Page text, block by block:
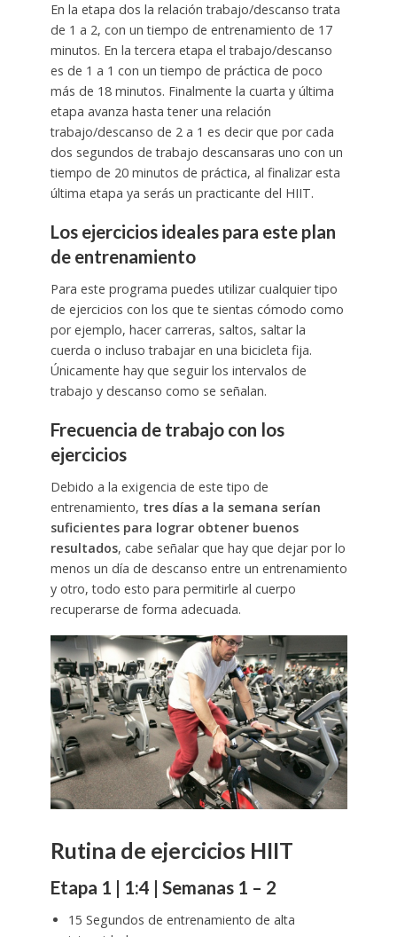
En la etapa dos la relación trabajo/descanso trata
de 1 a 2, con un tiempo de entrenamiento de 17
minutos. En la tercera etapa el trabajo/descanso
es de 1 a 1 con un tiempo de práctica de poco
más de 18 minutos. Finalmente la cuarta y última
etapa avanza hasta tener una relación
trabajo/descanso de 2 a 1 es decir que por cada
dos segundos de trabajo descansaras uno con un
tiempo de 20 minutos de práctica, al finalizar esta
última etapa ya serás un practicante del HIIT.
Los ejercicios ideales para este plan
de entrenamiento
Para este programa puedes utilizar cualquier tipo
de ejercicios con los que te sientas cómodo como
por ejemplo, hacer carreras, saltos, saltar la
cuerda o incluso trabajar en una bicicleta fija.
Únicamente hay que seguir los intervalos de
trabajo y descanso como se señalan.
Frecuencia de trabajo con los
ejercicios
Debido a la exigencia de este tipo de
entrenamiento, tres días a la semana serían
suficientes para lograr obtener buenos
resultados, cabe señalar que hay que dejar por lo
menos un día de descanso entre un entrenamiento
y otro, todo esto para permitirle al cuerpo
recuperarse de forma adecuada.
Rutina de ejercicios HIIT
Etapa 1 | 1:4 | Semanas 1 – 2
15 Segundos de entrenamiento de alta